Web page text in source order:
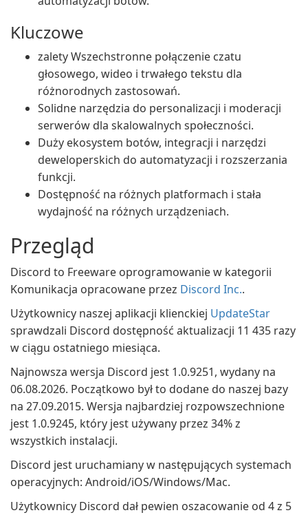
Kluczowe
zalety Wszechstronne połączenie czatu
głosowego, wideo i trwałego tekstu dla
różnorodnych zastosowań.
Solidne narzędzia do personalizacji i moderacji
serwerów dla skalowalnych społeczności.
Duży ekosystem botów, integracji i narzędzi
deweloperskich do automatyzacji i rozszerzania
funkcji.
Dostępność na różnych platformach i stała
wydajność na różnych urządzeniach.
Przegląd
Discord to Freeware oprogramowanie w kategorii
Komunikacja opracowane przez Discord Inc..
Użytkownicy naszej aplikacji klienckiej UpdateStar
sprawdzali Discord dostępność aktualizacji 11 435 razy
w ciągu ostatniego miesiąca.
Najnowsza wersja Discord jest 1.0.9251, wydany na
06.08.2026. Początkowo był to dodane do naszej bazy
na 27.09.2015. Wersja najbardziej rozpowszechnione
jest 1.0.9245, który jest używany przez 34% z
wszystkich instalacji.
Discord jest uruchamiany w następujących systemach
operacyjnych: Android/iOS/Windows/Mac.
Użytkownicy Discord dał pewien oszacowanie od 4 z 5